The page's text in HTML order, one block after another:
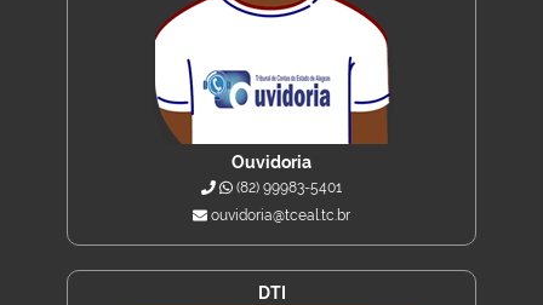
Ouvidoria
(82) 99983-5401
ouvidoria@tceal.tc.br
DTI